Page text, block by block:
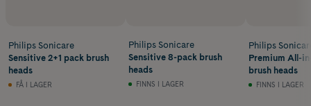
Philips Sonicare
Sensitive 2+1 pack brush
heads
FÅ I LAGER
Philips Sonicare
Sensitive 8-pack brush
heads
FINNS I LAGER
Philips
Premium All-
brush heads
FINNS I LAGER